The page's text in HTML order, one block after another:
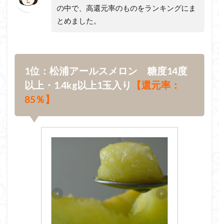
の中で、高還元率のものをランキングにま
とめました。
1位：松浦アールスメロン 糖度14度
以上・1.4kg以上1玉入り
【還元率：
85％】